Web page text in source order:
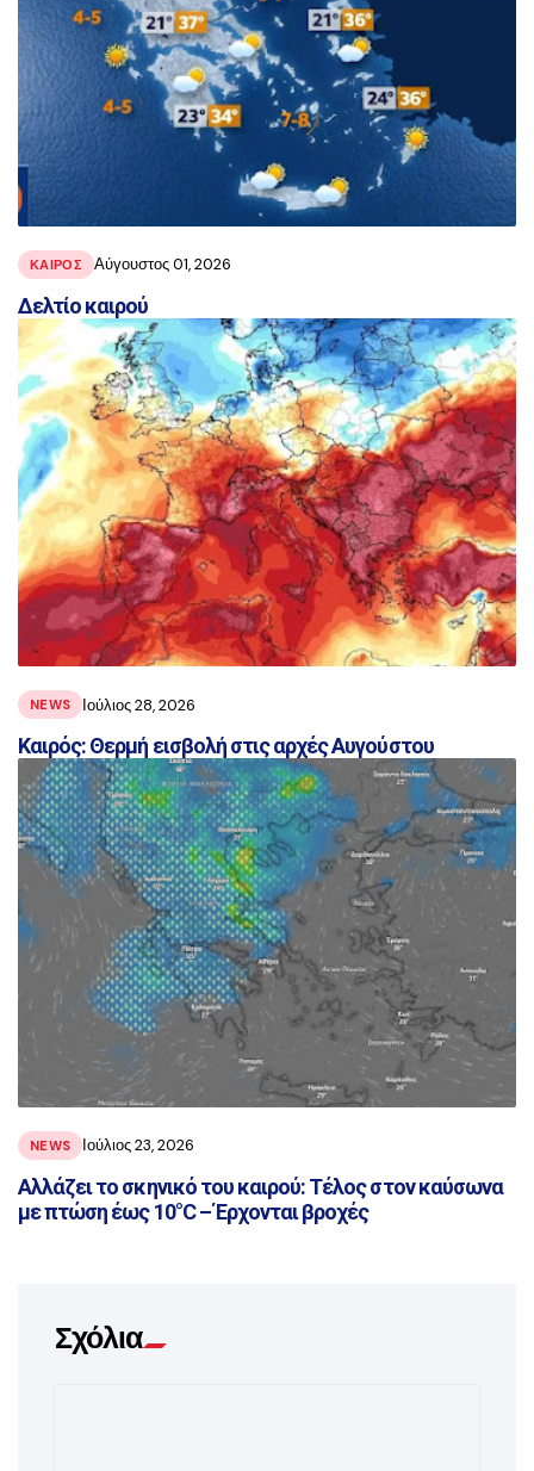
ΚΑΙΡΟΣ Αύγουστος 01, 2026
Δελτίο καιρού
NEWS Ιούλιος 28, 2026
Καιρός: Θερμή εισβολή στις αρχές Αυγούστου
NEWS Ιούλιος 23, 2026
Αλλάζει το σκηνικό του καιρού: Τέλος στον καύσωνα
με πτώση έως 10°C – Έρχονται βροχές
Σχόλια